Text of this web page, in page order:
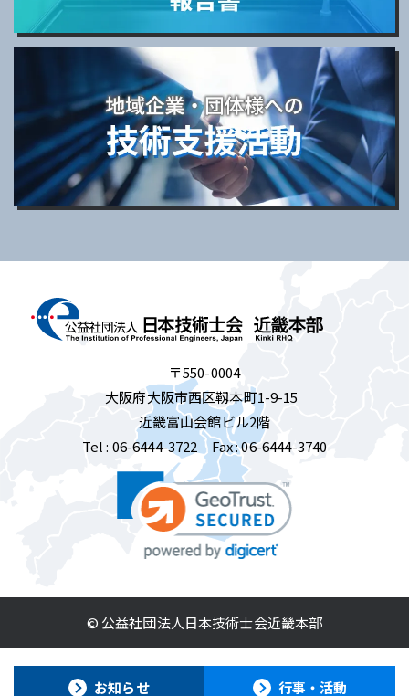
〒550-0004
大阪府大阪市西区靱本町1-9-15
近畿富山会館ビル2階
Tel : 06-6444-3722 Fax : 06-6444-3740
© 公益社団法人日本技術士会近畿本部
お知らせ 行事・活動